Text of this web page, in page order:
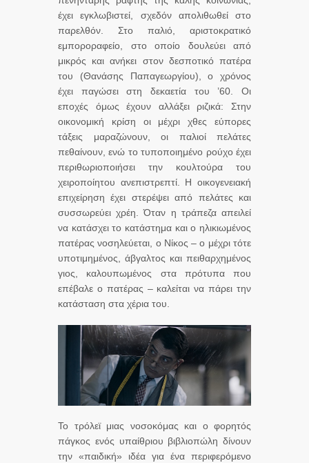
έχει εγκλωβιστεί, σχεδόν απολιθωθεί στο
παρελθόν. Στο παλιό, αριστοκρατικό
εμποροραφείο, στο οποίο δουλεύει από
μικρός και ανήκει στον δεσποτικό πατέρα
του (Θανάσης Παπαγεωργίου), ο χρόνος
έχει παγώσει στη δεκαετία του ’60. Οι
εποχές όμως έχουν αλλάξει ριζικά: Στην
οικονομική κρίση οι μέχρι χθες εύπορες
τάξεις μαραζώνουν, οι παλιοί πελάτες
πεθαίνουν, ενώ το τυποποιημένο ρούχο έχει
περιθωριοποιήσει την κουλτούρα του
χειροποίητου ανεπιστρεπτί. Η οικογενειακή
επιχείρηση έχει στερέψει από πελάτες και
συσσωρεύει χρέη. Όταν η τράπεζα απειλεί
να κατάσχει το κατάστημα και ο ηλικιωμένος
πατέρας νοσηλεύεται, ο Νίκος – ο μέχρι τότε
υποτιμημένος, άβγαλτος και πειθαρχημένος
γιος, καλουπωμένος στα πρότυπα που
επέβαλε ο πατέρας – καλείται να πάρει την
κατάσταση στα χέρια του.
Το τρόλεϊ μιας νοσοκόμας και ο φορητός
πάγκος ενός υπαίθριου βιβλιοπώλη δίνουν
την «παιδική» ιδέα για ένα περιφερόμενο